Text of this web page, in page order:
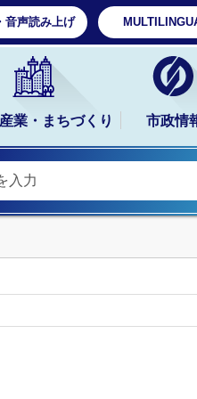
音声読み上げ
業・まちづくり 市政情